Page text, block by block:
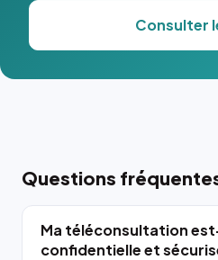
Consulter
Questions
Ma téléconsultation
confidentielle et